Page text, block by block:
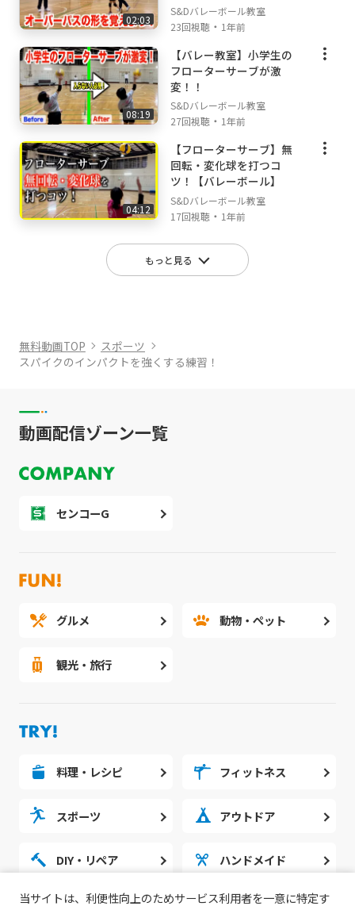
02:03
S&Dバレーボール教室
23回視聴 ・ 1年前
08:19
【バレー教室】小学生の
フローターサーブが激
変！！
S&Dバレーボール教室
27回視聴 ・ 1年前
04:12
【フローターサーブ】無
回転・変化球を打つコ
ツ！【バレーボール】
S&Dバレーボール教室
17回視聴 ・ 1年前
もっと見る
無料動画TOP
スポーツ
スパイクのインパクトを強くする練習！
動画配信ゾーン一覧
センコーG
グルメ 動物・ペット
観光・旅行
料理・レシピ フィットネス
スポーツ アウトドア
DIY・リペア ハンドメイド
当サイトは、利便性向上のためサービス利用者を一意に特定す